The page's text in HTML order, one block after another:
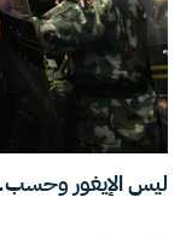
ليس الإيغور